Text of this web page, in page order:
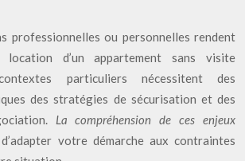
professionnelles ou personnelles rendent
location d’un appartement sans visite
particuliers nécessitent des
des stratégies de sécurisation et des
La compréhension de ces enjeux
votre démarche aux contraintes